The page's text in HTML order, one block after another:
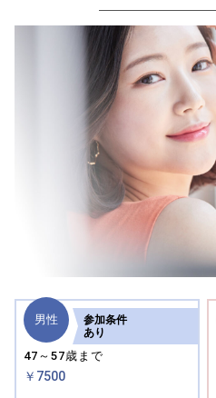
男性
47～57歳まで
￥7500
参加条件
あり